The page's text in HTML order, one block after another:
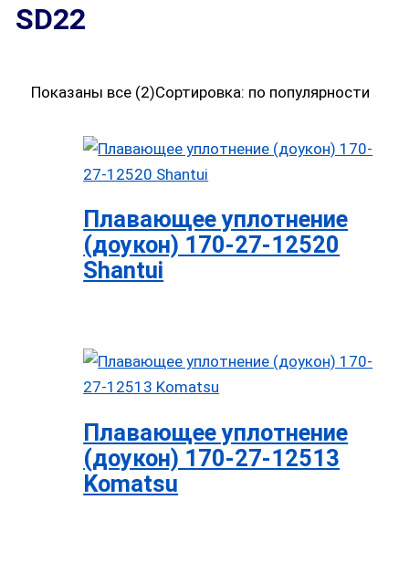
SD22
Показаны все (2)Сортировка: по популярности
Плавающее уплотнение
(доукон) 170-27-12520
Shantui
Плавающее уплотнение
(доукон) 170-27-12513
Komatsu